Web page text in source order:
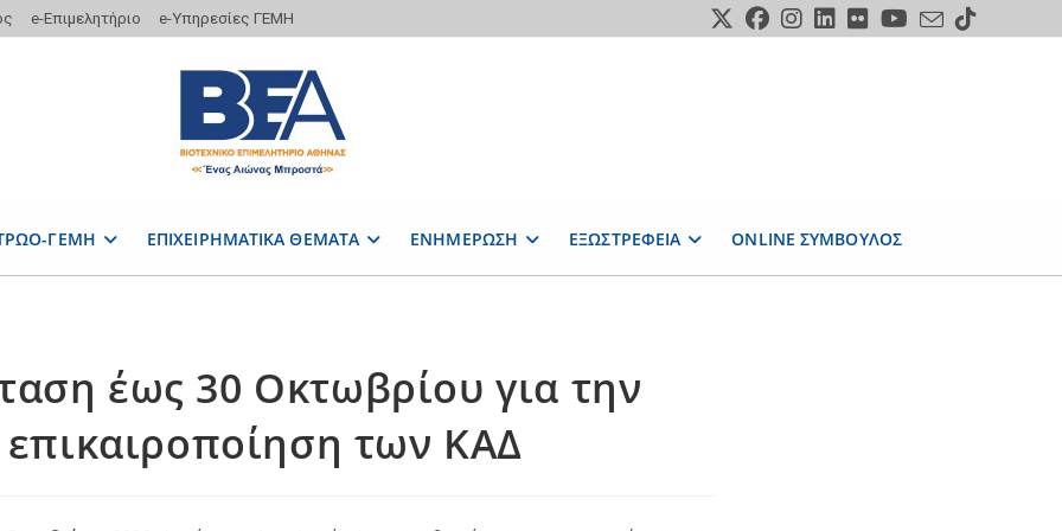
e-Επιμελητήριο e-Υπηρεσίες ΓΕΜΗ
ΓΕΜΗ ΕΠΙΧΕΙΡΗΜΑΤΙΚΑ ΘΕΜΑΤΑ ΕΝΗΜΕΡΩΣΗ ΕΞΩΣΤΡΕΦΕΙΑ ONLINE ΣΥΜΒΟΥΛΟΣ
έως 30 Οκτωβρίου για την
επικαιροποίηση των ΚΑΔ